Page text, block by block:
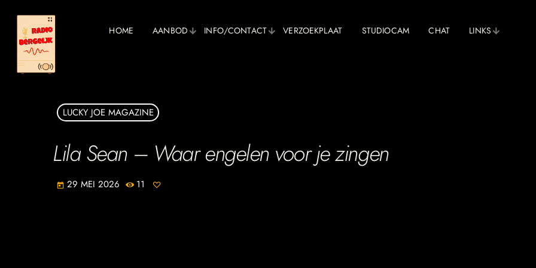
HOME AANBOD INFO/CONTACT VERZOEKPLAAT STUDIOCAM CHAT LINKS
LUCKY JOE MAGAZINE
Lila Sean – Waar engelen voor je zingen
today 29 MEI 2026 11